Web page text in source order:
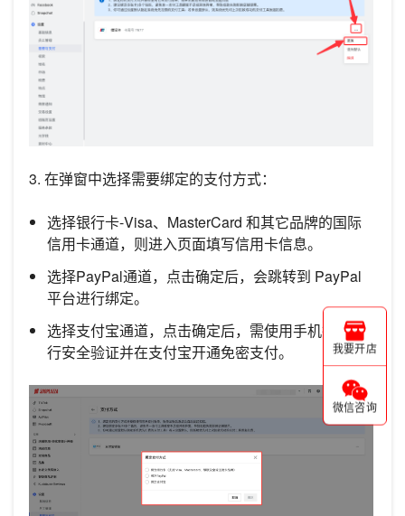
3. 在弹窗中选择需要绑定的支付方式：
选择银行卡-Visa、MasterCard 和其它品牌的国际
信用卡通道，则进入页面填写信用卡信息。
选择PayPal通道，点击确定后，会跳转到 PayPal
平台进行绑定。
选择支付宝通道，点击确定后，需使用手机扫码进
行安全验证并在支付宝开通免密支付。
我要开店
微信咨询